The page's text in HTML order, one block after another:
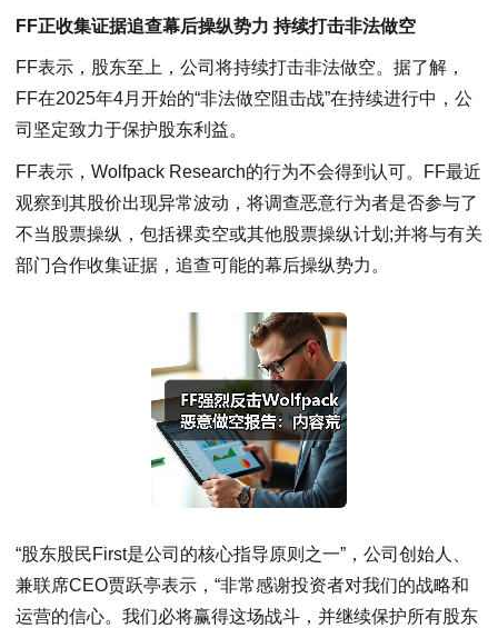
FF正收集证据追查幕后操纵势力 持续打击非法做空
FF表示，股东至上，公司将持续打击非法做空。据了解，
FF在2025年4月开始的“非法做空阻击战”在持续进行中，公
司坚定致力于保护股东利益。
FF表示，Wolfpack Research的行为不会得到认可。FF最近
观察到其股价出现异常波动，将调查恶意行为者是否参与了
不当股票操纵，包括裸卖空或其他股票操纵计划;并将与有关
部门合作收集证据，追查可能的幕后操纵势力。
“股东股民First是公司的核心指导原则之一”，公司创始人、
兼联席CEO贾跃亭表示，“非常感谢投资者对我们的战略和
运营的信心。我们必将赢得这场战斗，并继续保护所有股东